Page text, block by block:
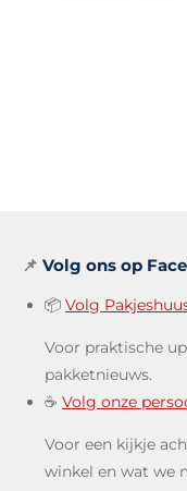
📌 Volg ons op
📦 Volg
Voor praktische
pakketnieuws.
☕ Volg onze
Voor een kijkje
winkel en wat we